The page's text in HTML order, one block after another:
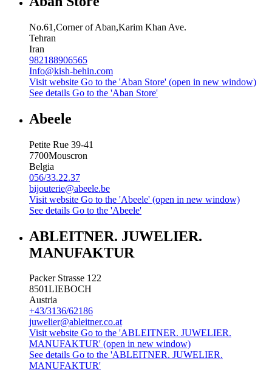
No.61,Corner of Aban,Karim Khan Ave.
Tehran
Iran
982188906565
Info@kish-behin.com
Visit website Go to the 'Aban Store' (open in new window)
See details Go to the 'Aban Store'
Abeele
Petite Rue 39-41
7700Mouscron
Belgia
056/33.22.37
bijouterie@abeele.be
Visit website Go to the 'Abeele' (open in new window)
See details Go to the 'Abeele'
ABLEITNER. JUWELIER.
MANUFAKTUR
Packer Strasse 122
8501LIEBOCH
Austria
+43/3136/62186
juwelier@ableitner.co.at
Visit website Go to the 'ABLEITNER. JUWELIER.
MANUFAKTUR' (open in new window)
See details Go to the 'ABLEITNER. JUWELIER.
MANUFAKTUR'